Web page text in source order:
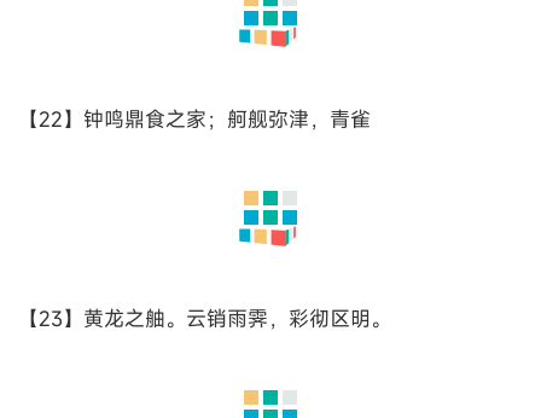
【16】崇阿；临帝子之长洲，得天人之